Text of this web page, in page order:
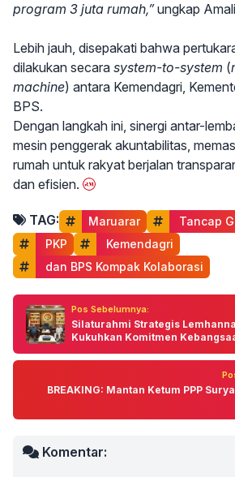
program 3 juta rumah,”ungkap
Lebih jauh, disepakati bahwa
dilakukan secara system-to-system (
machine) antara Kemendagri,
BPS.
Dengan langkah ini, sinergi antar-
mesin penggerak akuntabilitas,
rumah untuk rakyat berjalan
dan efisien.
TAG: Maruarar
Tancap
PKP
Kemendagri
dan BPS Kompak Kolaborasi
Pos Sebelumnya:
Silaturahmi Strategis
Kukuhkan Komitmen
BREAKING: Mantan Ketum PPP
Komentar: